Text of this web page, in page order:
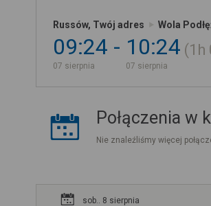
Russów, Twój adres Wola
09:24
07 sierpnia
10:24
07 sierpnia
1h
Połączenia w
Nie znaleźliśmy więcej
sob.. 8 sierpnia